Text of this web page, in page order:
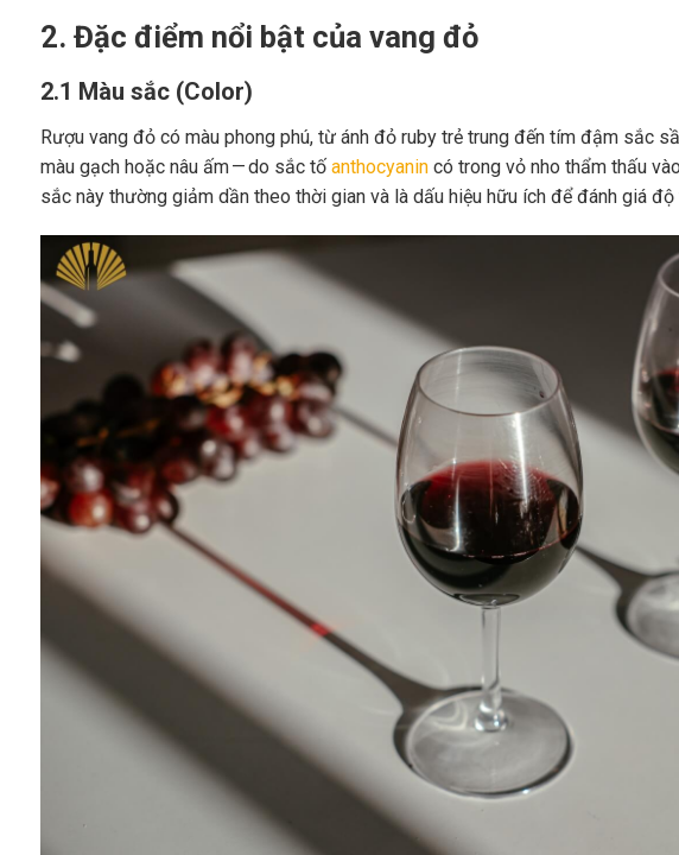
2. Đặc điểm nổi bật của vang đỏ
2.1 Màu sắc (Color)
Rượu vang đỏ có màu phong phú, từ ánh đỏ ruby trẻ trung đến tím đậm sắc
màu gạch hoặc nâu ấm — do sắc tố anthocyanincó trong vỏ nho thẩm thấu
sắc này thường giảm dần theo thời gian và là dấu hiệu hữu ích để đánh giá